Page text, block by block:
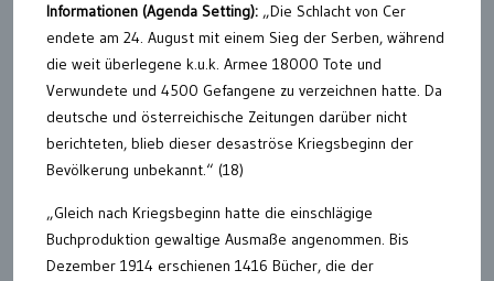
Informationen (Agenda Setting): „Die Schlacht von Cer
endete am 24. August mit einem Sieg der Serben, während
die weit überlegene k.u.k. Armee 18000 Tote und
Verwundete und 4500 Gefangene zu verzeichnen hatte. Da
deutsche und österreichische Zeitungen darüber nicht
berichteten, blieb dieser desaströse Kriegsbeginn der
Bevölkerung unbekannt.“ (18)
„Gleich nach Kriegsbeginn hatte die einschlägige
Buchproduktion gewaltige Ausmaße angenommen. Bis
Dezember 1914 erschienen 1416 Bücher, die der